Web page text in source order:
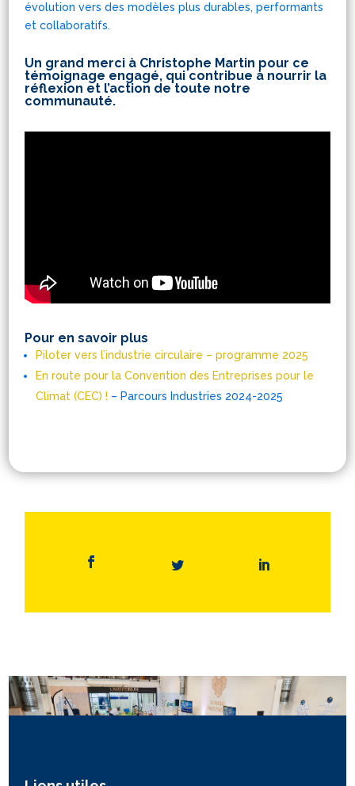
évolution vers des modèles plus durables, performants
et collaboratifs.
Un grand merci à Christophe Martin pour ce
témoignage engagé, qui contribue à nourrir la
réflexion et l’action de toute notre
communauté.
Pour en savoir plus
Piloter vers l’industrie circulaire – programme 2025
En route pour la Convention des Entreprises pour le
Climat (CEC) ! – Parcours Industries 2024-2025